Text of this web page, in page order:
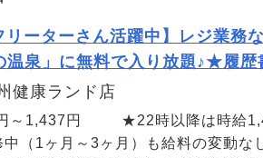
リーターさん活躍中】レジ業
温泉」に無料で入り放題♪★履
健康ランド店
～1,437円 ★22時以降は時給
中（1ヶ月～3ヶ月）も給料の変